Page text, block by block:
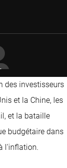
des investisseurs
et la Chine, les
et la bataille
budgétaire dans
l'inflation.